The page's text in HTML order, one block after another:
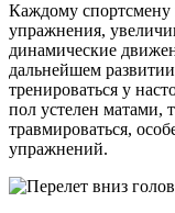
Каждому спортсмену
упражнения,
динамические
дальнейшем
тренироваться у
пол устелен матами,
травмироваться,
упражнений.